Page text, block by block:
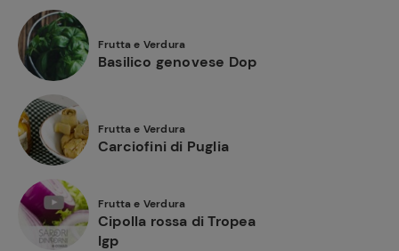
Frutta e Verdura
Basilico genovese Dop
Frutta e Verdura
Carciofini di Puglia
Frutta e Verdura
Cipolla rossa di Tropea
Igp